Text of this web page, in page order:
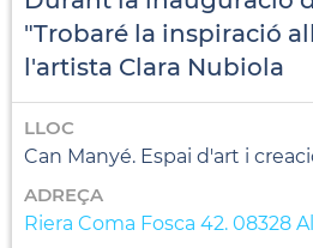
"Trobaré la inspiració
l'artista Clara Nubiola
LLOC
Can Manyé. Espai d'art i
ADREÇA
Riera Coma Fosca 42. 08328